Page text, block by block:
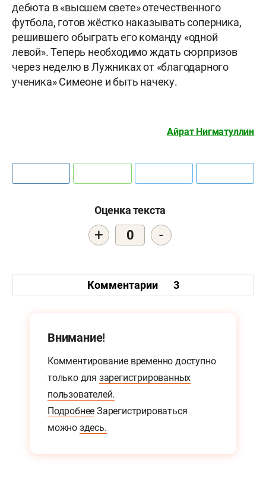
дебюта в «высшем свете» отечественного
футбола, готов жёстко наказывать соперника,
решившего обыграть его команду «одной
левой». Теперь необходимо ждать сюрпризов
через неделю в Лужниках от «благодарного
ученика» Симеоне и быть начеку.
Айрат Нигматуллин
Оценка текста
+ 0 -
Комментарии 3
Внимание!
Комментирование временно доступно
только для зарегистрированных
пользователей.
Подробнее Зарегистрироваться
можно здесь.